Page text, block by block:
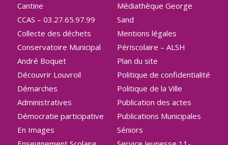
Cantine
CCAS – 03.27.65.97.99
Collecte des déchets
Conservatoire Municipal
André Boquet
Découvrir Louvroil
Démarches
Administratives
Démocratie participative
En Images
Médiathèque George
Sand
Mentions légales
Périscolaire – ALSH
Plan du site
Politique de confidentialité
Politique de la Ville
Publication des actes
Publications Municipales
Séniors